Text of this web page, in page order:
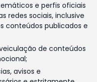
e perfis oficiais
redes sociais, inclusive
conteúdos publicados e
de conteúdos
avisos e